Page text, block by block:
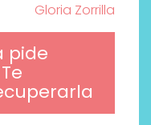
Gloria Zorrilla
pide